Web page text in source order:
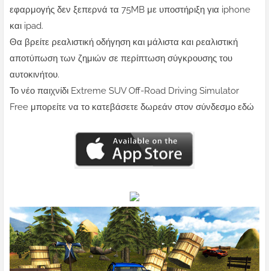
εφαρμογής δεν ξεπερνά τα 75MB με υποστήριξη για iphone
και ipad.
Θα βρείτε ρεαλιστική οδήγηση και μάλιστα και ρεαλιστική
αποτύπωση των ζημιών σε περίπτωση σύγκρουσης του
αυτοκινήτου.
Το νέο παιχνίδι Extreme SUV Off-Road Driving Simulator
Free μπορείτε να το κατεβάσετε δωρεάν στον σύνδεσμο εδώ